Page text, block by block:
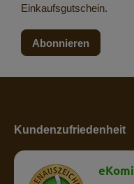
Einkaufsgutschein.
Abonnieren
Kundenzufriedenheit
eKomi